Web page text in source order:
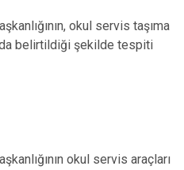
okul servis taşıma
belirtildiği şekilde tespiti
okul servis araçları